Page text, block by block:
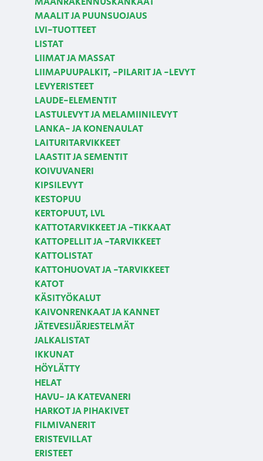
MAALIT JA PUUNSUOJAUS
LVI-TUOTTEET
LISTAT
LIIMAT JA MASSAT
LIIMAPUUPALKIT, -PILARIT JA -LEVYT
LEVYERISTEET
LAUDE-ELEMENTIT
LASTULEVYT JA MELAMIINILEVYT
LANKA- JA KONENAULAT
LAITURITARVIKKEET
LAASTIT JA SEMENTIT
KOIVUVANERI
KIPSILEVYT
KESTOPUU
KERTOPUUT, LVL
KATTOTARVIKKEET JA -TIKKAAT
KATTOPELLIT JA -TARVIKKEET
KATTOLISTAT
KATTOHUOVAT JA -TARVIKKEET
KATOT
KÄSITYÖKALUT
KAIVONRENKAAT JA KANNET
JÄTEVESIJÄRJESTELMÄT
JALKALISTAT
IKKUNAT
HÖYLÄTTY
HELAT
HAVU- JA KATEVANERI
HARKOT JA PIHAKIVET
FILMIVANERIT
ERISTEVILLAT
ERISTEET